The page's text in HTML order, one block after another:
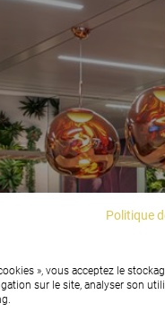
Politique
», vous acceptez le
sur le site, analyser son